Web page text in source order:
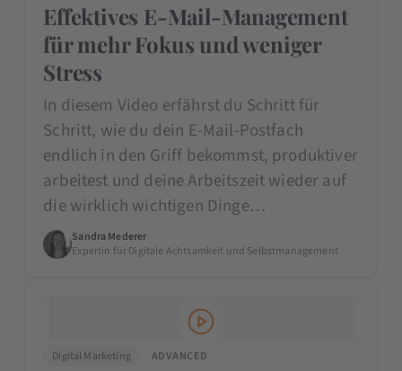
Effektives E-Mail-Management
für mehr Fokus und weniger
Stress
In diesem Video erfährst du Schritt für
Schritt, wie du dein E-Mail-Postfach
endlich in den Griff bekommst, produktiver
arbeitest und deine Arbeitszeit wieder auf
die wirklich wichtigen Dinge…
Sandra Mederer
Expertin für Digitale Achtsamkeit und Selbstmanagement
Digital Marketing ADVANCED